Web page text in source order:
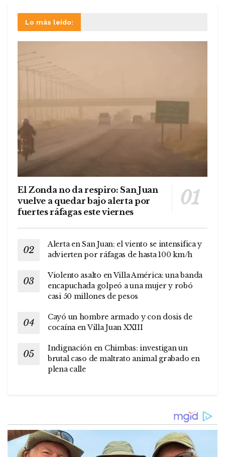
Lo más leído:
El Zonda no da respiro: San Juan
vuelve a quedar bajo alerta por
fuertes ráfagas este viernes
Alerta en San Juan: el viento se intensifica y
advierten por ráfagas de hasta 100 km/h
Violento asalto en Villa América: una banda
encapuchada golpeó a una mujer y robó
casi 50 millones de pesos
Cayó un hombre armado y con dosis de
cocaína en Villa Juan XXIII
Indignación en Chimbas: investigan un
brutal caso de maltrato animal grabado en
plena calle